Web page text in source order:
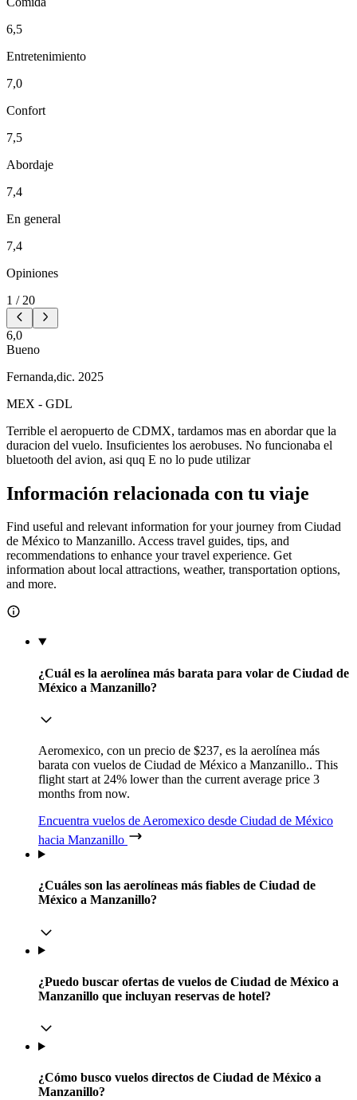
6,5
Entretenimiento
7,0
Confort
7,5
Abordaje
7,4
En general
7,4
Opiniones
1 / 20
6,0
Bueno
Fernanda,dic. 2025
MEX - GDL
Terrible el aeropuerto de CDMX, tardamos mas en abordar que la
duracion del vuelo. Insuficientes los aerobuses. No funcionaba el
bluetooth del avion, asi quq E no lo pude utilizar
Información relacionada con tu viaje
Find useful and relevant information for your journey from Ciudad
de México to Manzanillo. Access travel guides, tips, and
recommendations to enhance your travel experience. Get
information about local attractions, weather, transportation options,
and more.
¿Cuál es la aerolínea más barata para volar de Ciudad de
México a Manzanillo?
Aeromexico, con un precio de $237, es la aerolínea más
barata con vuelos de Ciudad de México a Manzanillo.. This
flight start at 24% lower than the current average price 3
months from now.
Encuentra vuelos de Aeromexico desde Ciudad de México
hacia Manzanillo
¿Cuáles son las aerolíneas más fiables de Ciudad de
México a Manzanillo?
¿Puedo buscar ofertas de vuelos de Ciudad de México a
Manzanillo que incluyan reservas de hotel?
¿Cómo busco vuelos directos de Ciudad de México a
Manzanillo?